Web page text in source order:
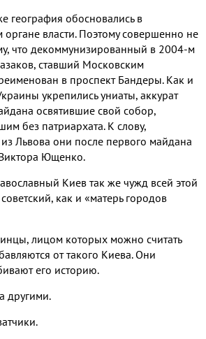
география обосновались в
органе власти. Поэтому совершенно не
что декоммунизированный в 2004-м
ставший Московским
в проспект Бандеры. Как и
укрепились униаты, аккурат
освятившие свой собор,
без патриархата. К слову,
Львова они после первого майдана
Ющенко.
Киев так же чужд всей этой
как и «матерь городов
лицом которых можно считать
от такого Киева. Они
его историю.
другими.